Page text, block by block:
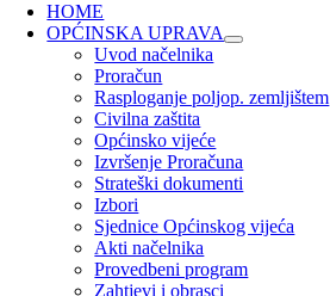
HOME
OPĆINSKA UPRAVA
Uvod načelnika
Proračun
Rasploganje poljop. zemljištem
Civilna zaštita
Općinsko vijeće
Izvršenje Proračuna
Strateški dokumenti
Izbori
Sjednice Općinskog vijeća
Akti načelnika
Provedbeni program
Zahtjevi i obrasci